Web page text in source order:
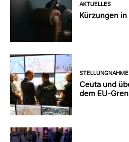
AKTUELLES
Kürzungen
Ceuta und
dem EU-